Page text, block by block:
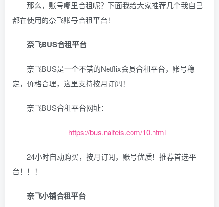
那么，账号哪里合租呢？下面我给大家推荐几个我自己
都在使用的奈飞账号合租平台！
奈飞BUS合租平台
奈飞BUS是一个不错的Netflix会员合租平台，账号稳
定，价格合理，这里支持按月订阅！
奈飞BUS合租平台网址：
https://bus.naifeis.com/10.html
24小时自动购买，按月订阅，账号优质！推荐首选平
台！！！
奈飞小铺合租平台